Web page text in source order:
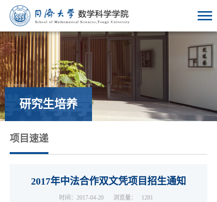
研究生培养
项目速递
2017年中法合作双文凭项目招生通知
时间：2017-04-20 浏览量： 1281